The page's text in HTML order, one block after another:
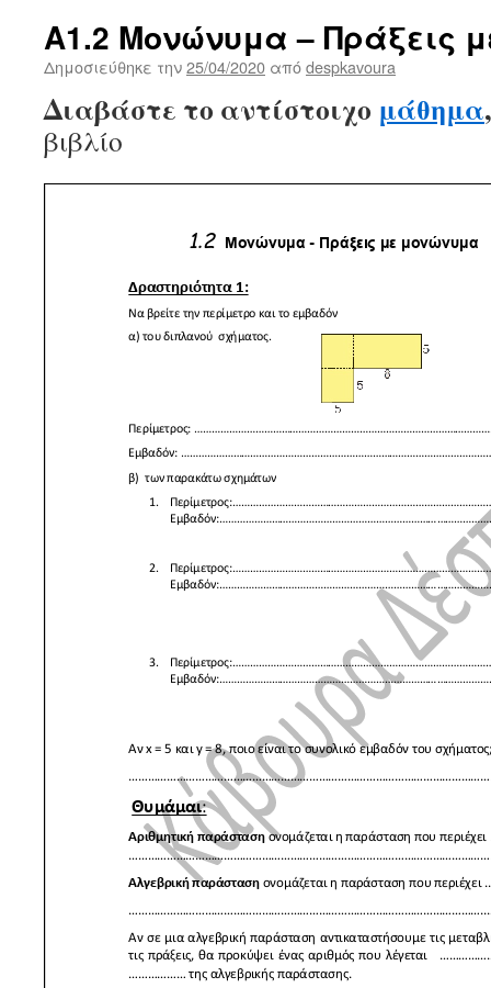
Α1.2 Μονώνυμα – Πράξεις
Δημοσιεύθηκε την25/04/2020 απόdespkavoura
Διαβάστε το αντίστοιχο μάθημα
βιβλίο